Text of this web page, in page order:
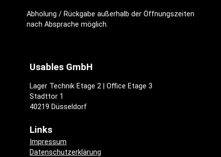
Abholung / Rückgabe außerhalb der Öffnungszeiten
nach Absprache möglich.
Usables GmbH
Lager Technik Etage 2 | Office Etage 3
Stadttor 1
40219 Düsseldorf
Links
Impressum
Datenschutzerklärung